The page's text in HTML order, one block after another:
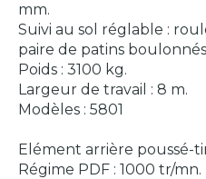
mm.
Suivi au sol réglable :
paire de patins
Poids : 3100 kg.
Largeur de travail : 8 m.
Modèles : 5801
Elément arrière poussé-
Régime PDF : 1000 tr/mn.